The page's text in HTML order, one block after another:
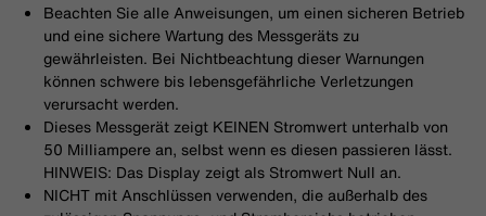
Beachten Sie alle Anweisungen, um einen sicheren Betrieb
und eine sichere Wartung des Messgeräts zu
gewährleisten. Bei Nichtbeachtung dieser Warnungen
können schwere bis lebensgefährliche Verletzungen
verursacht werden.
Dieses Messgerät zeigt KEINEN Stromwert unterhalb von
50 Milliampere an, selbst wenn es diesen passieren lässt.
HINWEIS: Das Display zeigt als Stromwert Null an.
NICHT mit Anschlüssen verwenden, die außerhalb des